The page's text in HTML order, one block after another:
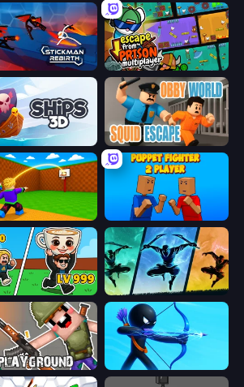
Rebirth Escape From Prison Multiplayer
3D
a Lucky Block Puppet Fighter 2 Player
Arena Online Shadow Ninja Revenge
Archers Random